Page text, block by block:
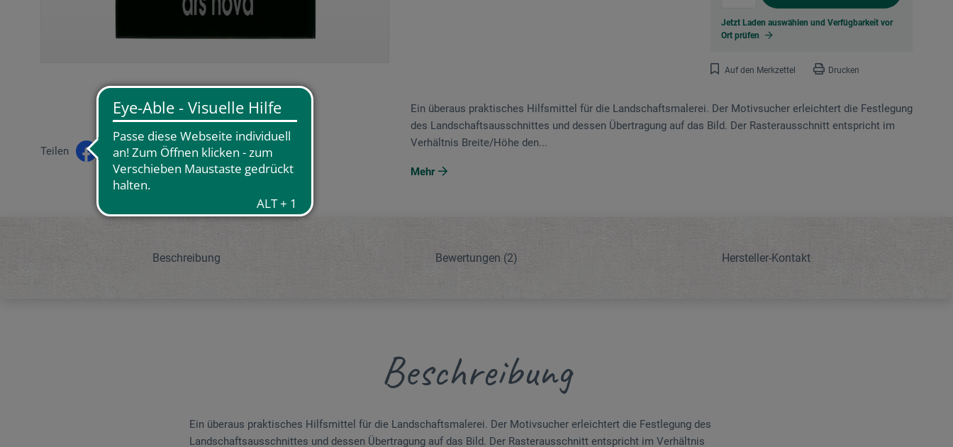
Jetzt Laden auswählen und Verfügbarkeit vor
Ort prüfen
Auf den Merkzettel Drucken
Teilen
Ein überaus praktisches Hilfsmittel für die Landschaftsmalerei. Der Motivsucher erleichtert die Festlegung
des Landschaftsausschnittes und dessen Übertragung auf das Bild. Der Rasterausschnitt entspricht im
Verhältnis Breite/Höhe den...
Mehr
Beschreibung Bewertungen (2) Hersteller-Kontakt
Beschreibung
Ein überaus praktisches Hilfsmittel für die Landschaftsmalerei. Der Motivsucher erleichtert die Festlegung des
Landschaftsausschnittes und dessen Übertragung auf das Bild. Der Rasterausschnitt entspricht im Verhältnis